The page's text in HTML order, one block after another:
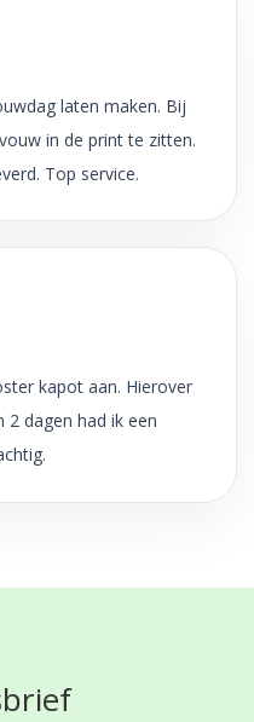
laten maken. Bij
in de print te zitten.
Top service.
kapot aan. Hierover
2 dagen had ik een